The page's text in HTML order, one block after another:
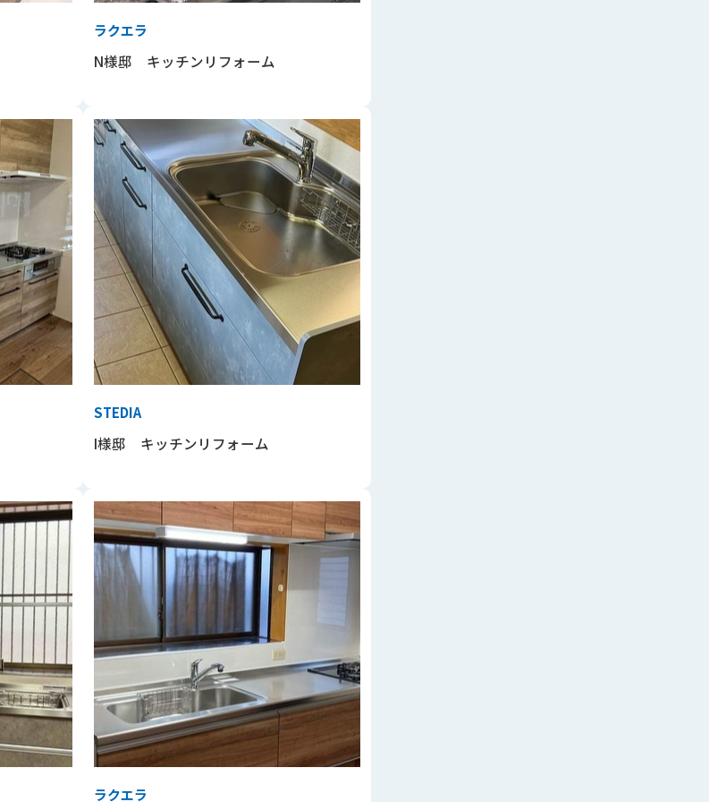
ラクエラ
N様邸 キッチンリフォーム
STEDIA
I様邸 キッチンリフォーム
ラクエラ